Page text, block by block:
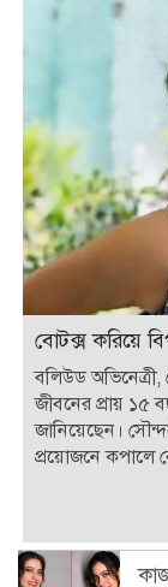
বোটক্স করিয়ে
বলিউড
জীবনের প্রায় ১৫
জানিয়েছেন।
প্রয়োজনে কপালে